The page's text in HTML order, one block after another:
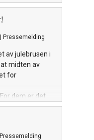
Pressemelding
av julebrusen i
midten av
for
dem er det
har ventet lenge
Victoria
Pressemelding